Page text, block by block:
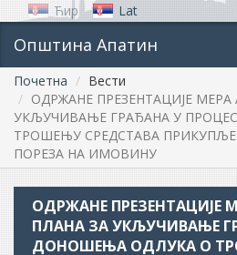
Ћир Lat
Општина Апатин
Почетна
Вести
ОДРЖАНЕ ПРЕЗЕНТАЦИЈЕ
УКЉУЧИВАЊЕ ГРАЂАНА У
ТРОШЕЊУ СРЕДСТАВА
ПОРЕЗА НА ИМОВИНУ
ОДРЖАНЕ ПРЕЗЕНТАЦИЈЕ
ПЛАНА ЗА УКЉУЧИВАЊЕ
ДОНОШЕЊА ОДЛУКА О